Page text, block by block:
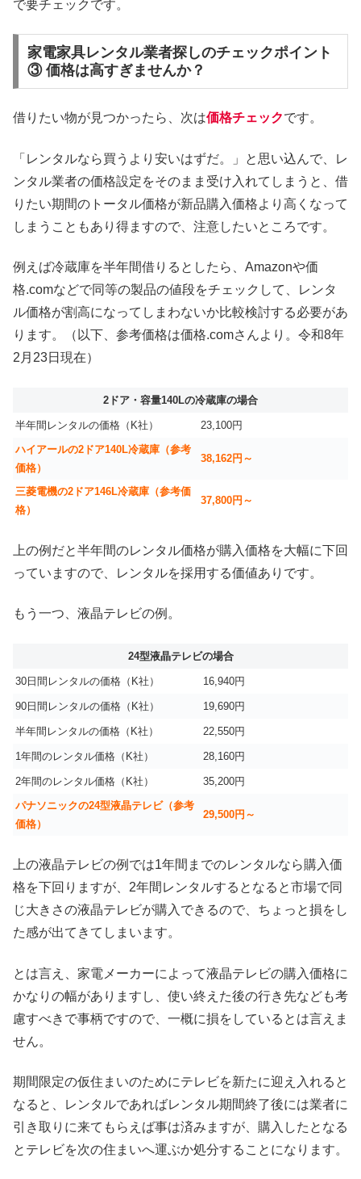
で要チェックです。
家電家具レンタル業者探しのチェックポイント
③ 価格は高すぎませんか？
借りたい物が見つかったら、次は価格チェックです。
「レンタルなら買うより安いはずだ。」と思い込んで、レ
ンタル業者の価格設定をそのまま受け入れてしまうと、借
りたい期間のトータル価格が新品購入価格より高くなって
しまうこともあり得ますので、注意したいところです。
例えば冷蔵庫を半年間借りるとしたら、Amazonや価
格.comなどで同等の製品の値段をチェックして、レンタ
ル価格が割高になってしまわないか比較検討する必要があ
ります。（以下、参考価格は価格.comさんより。令和8年
2月23日現在）
2ドア・容量140Lの冷蔵庫の場合
半年間レンタルの価格（K社）
23,100円
ハイアールの2ドア140L冷蔵庫（参考
価格）
38,162円～
三菱電機の2ドア146L冷蔵庫（参考価
格）
37,800円～
上の例だと半年間のレンタル価格が購入価格を大幅に下回
っていますので、レンタルを採用する価値ありです。
もう一つ、液晶テレビの例。
24型液晶テレビの場合
30日間レンタルの価格（K社） 16,940円
90日間レンタルの価格（K社） 19,690円
半年間レンタルの価格（K社） 22,550円
1年間のレンタル価格（K社） 28,160円
2年間のレンタル価格（K社）
35,200円
パナソニックの24型液晶テレビ（参考
価格）
29,500円～
上の液晶テレビの例では1年間までのレンタルなら購入価
格を下回りますが、2年間レンタルするとなると市場で同
じ大きさの液晶テレビが購入できるので、ちょっと損をし
た感が出てきてしまいます。
とは言え、家電メーカーによって液晶テレビの購入価格に
かなりの幅がありますし、使い終えた後の行き先なども考
慮すべきで事柄ですので、一概に損をしているとは言えま
せん。
期間限定の仮住まいのためにテレビを新たに迎え入れると
なると、レンタルであればレンタル期間終了後には業者に
引き取りに来てもらえば事は済みますが、購入したとなる
とテレビを次の住まいへ運ぶか処分することになります。